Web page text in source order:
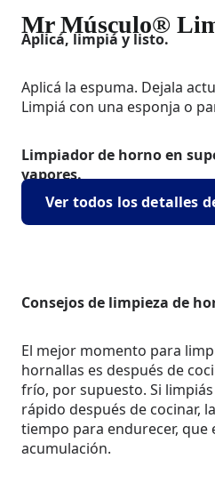
Mr Músculo®
Aplicá, limpiá y listo.
Aplicá la espuma. Dejala
Limpiá con una esponja o
Limpiador de horno en
vapores.
Ver todos los detalles
Consejos de limpieza de
El mejor momento para
hornallas es después de
frío, por supuesto. Si
rápido después de cocinar,
tiempo para endurecer, que
acumulación.